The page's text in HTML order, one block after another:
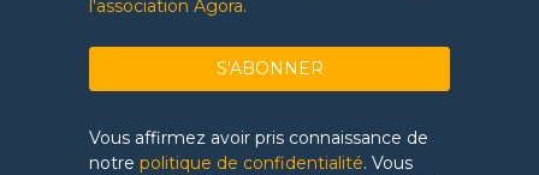
l'association Agora.
Vous affirmez avoir pris connaissance de
notre politique de confidentialité. Vous